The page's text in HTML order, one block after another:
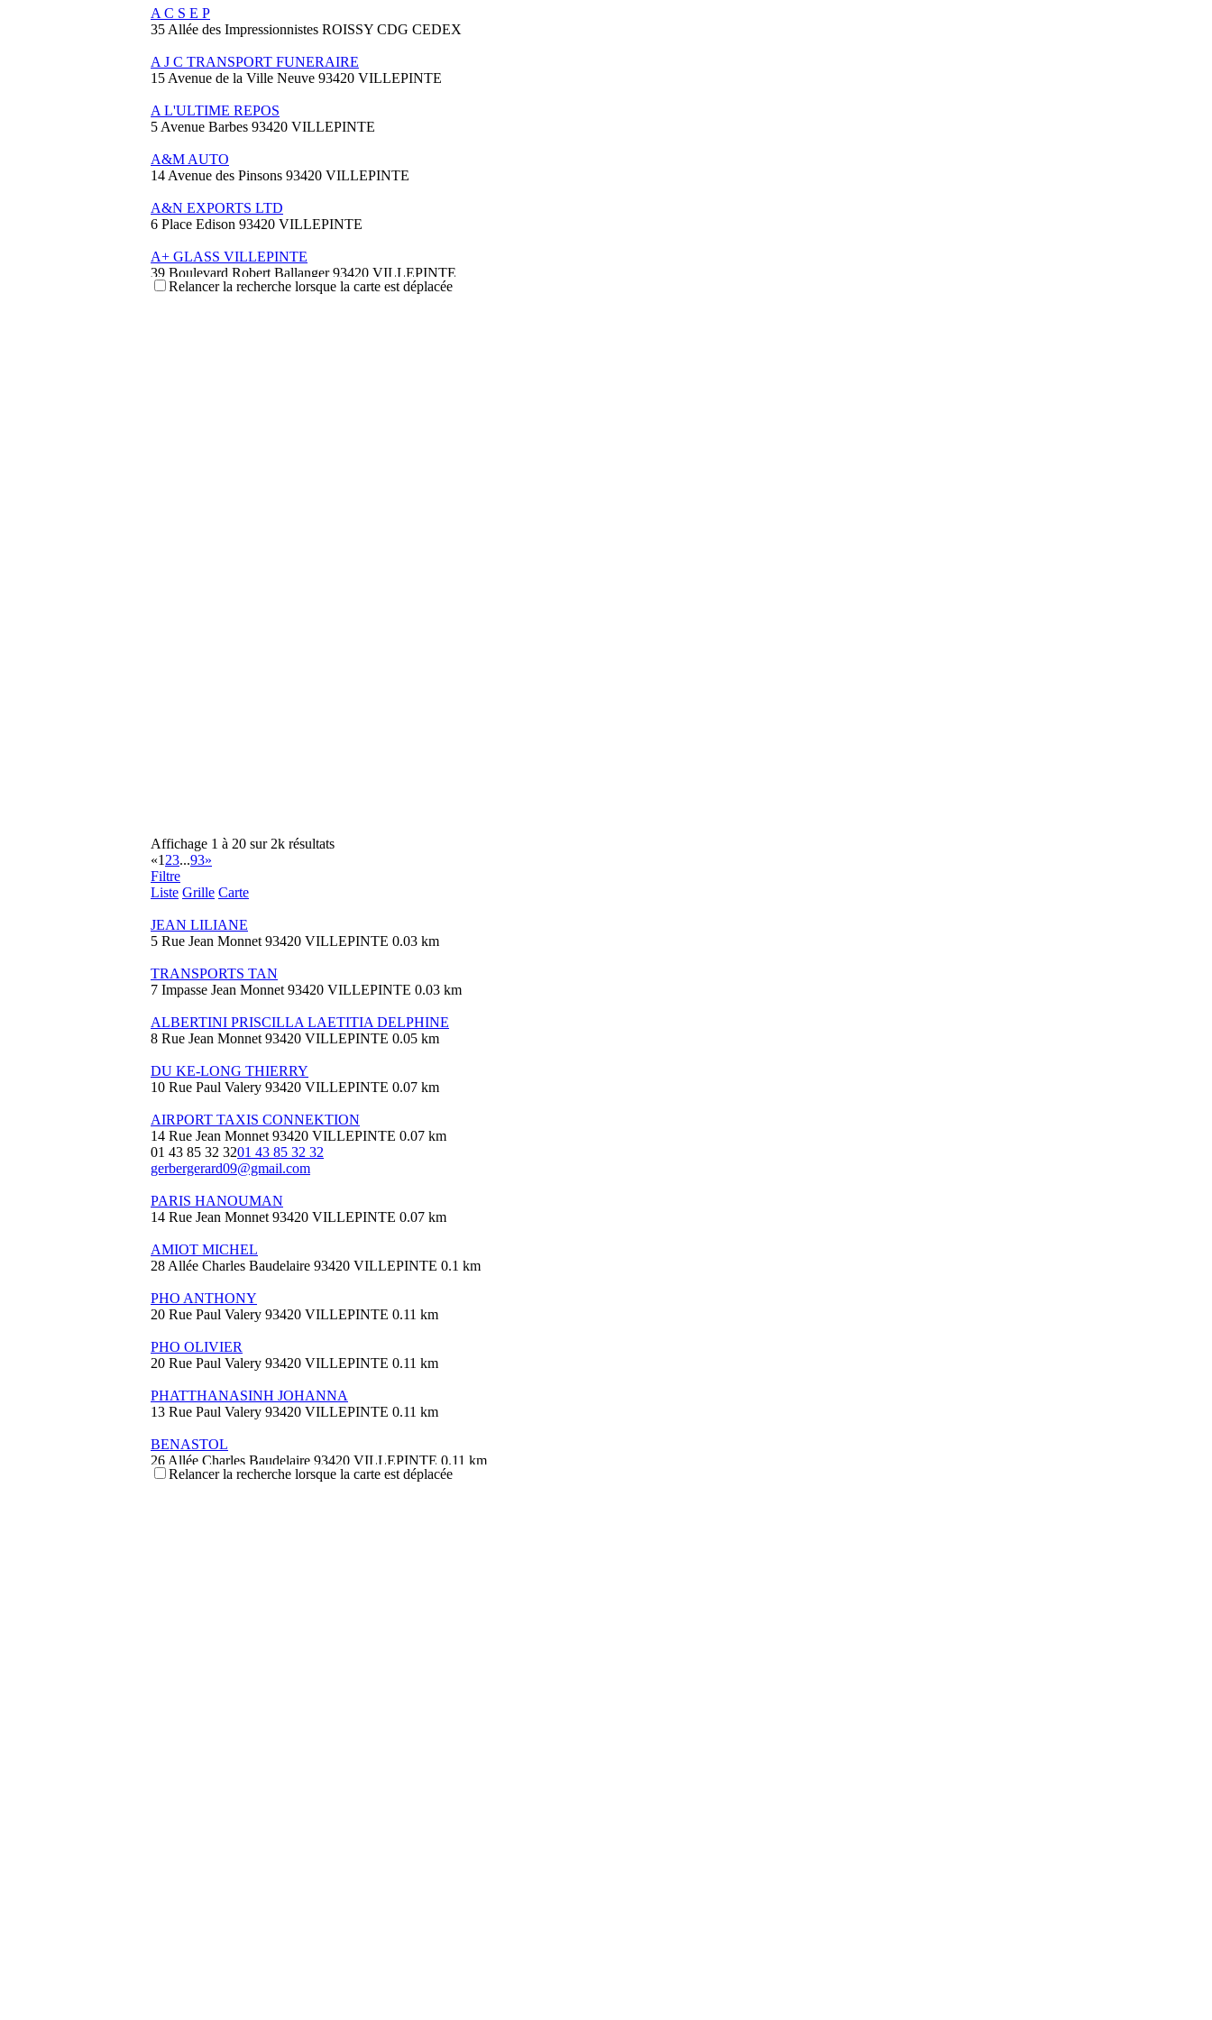
A C S E P
35 Allée des Impressionnistes ROISSY CDG CEDEX
A J C TRANSPORT FUNERAIRE
15 Avenue de la Ville Neuve 93420 VILLEPINTE
A L'ULTIME REPOS
5 Avenue Barbes 93420 VILLEPINTE
A&M AUTO
14 Avenue des Pinsons 93420 VILLEPINTE
A&N EXPORTS LTD
6 Place Edison 93420 VILLEPINTE
A+ GLASS VILLEPINTE
39 Boulevard Robert Ballanger 93420 VILLEPINTE
01 41 52 34 7801 41 52 34 78
Relancer la recherche lorsque la carte est déplacée
Affichage 1 à 20 sur 2k résultats
«1 23...93»
Filtre
Liste Grille Carte
JEAN LILIANE
5 Rue Jean Monnet 93420 VILLEPINTE 0.03 km
TRANSPORTS TAN
7 Impasse Jean Monnet 93420 VILLEPINTE 0.03 km
ALBERTINI PRISCILLA LAETITIA DELPHINE
8 Rue Jean Monnet 93420 VILLEPINTE 0.05 km
DU KE-LONG THIERRY
10 Rue Paul Valery 93420 VILLEPINTE 0.07 km
AIRPORT TAXIS CONNEKTION
14 Rue Jean Monnet 93420 VILLEPINTE 0.07 km
01 43 85 32 3201 43 85 32 32
gerbergerard09@gmail.com
PARIS HANOUMAN
14 Rue Jean Monnet 93420 VILLEPINTE 0.07 km
AMIOT MICHEL
28 Allée Charles Baudelaire 93420 VILLEPINTE 0.1 km
PHO ANTHONY
20 Rue Paul Valery 93420 VILLEPINTE 0.11 km
PHO OLIVIER
20 Rue Paul Valery 93420 VILLEPINTE 0.11 km
PHATTHANASINH JOHANNA
13 Rue Paul Valery 93420 VILLEPINTE 0.11 km
BENASTOL
26 Allée Charles Baudelaire 93420 VILLEPINTE 0.11 km
Relancer la recherche lorsque la carte est déplacée